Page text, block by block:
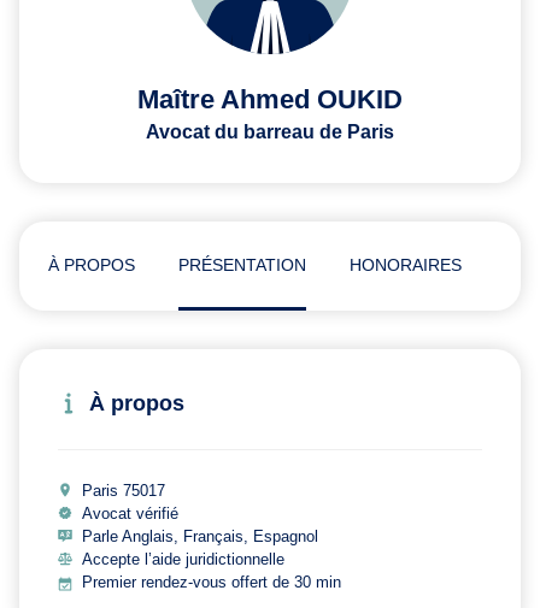
Maître Ahmed OUKID
Avocat du barreau de Paris
À PROPOS PRÉSENTATION HONORAIRES
À propos
Paris 75017
Avocat vérifié
Parle Anglais, Français, Espagnol
Accepte l’aide juridictionnelle
Premier rendez-vous offert de 30 min